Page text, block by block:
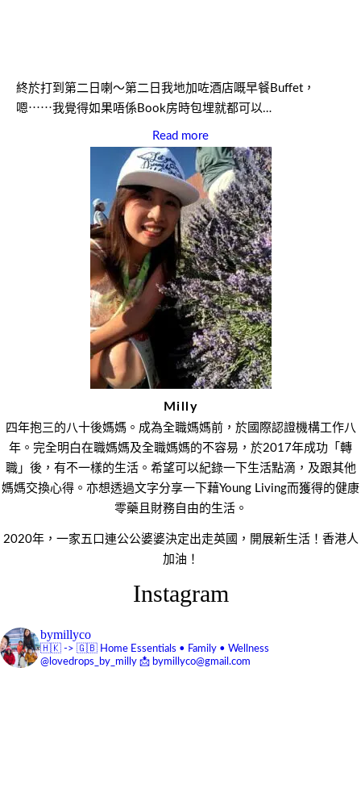
終於打到第二日喇～第二日我地加咗酒店嘅早餐Buffet，
嗯⋯⋯我覺得如果唔係Book房時包埋就都可以…
Read more
Milly
四年抱三的八十後媽媽。成為全職媽媽前，於國際認證機構工作八
年。完全明白在職媽媽及全職媽媽的不容易，於2017年成功「轉
職」後，有不一樣的生活。希望可以紀錄一下生活點滴，及跟其他
媽媽交換心得。亦想透過文字分享一下藉Young Living而獲得的健康
零藥且財務自由的生活。
2020年，一家五口連公公婆婆決定出走英國，開展新生活！香港人
加油！
Instagram
bymillyco
🇭🇰 -> 🇬🇧 Home Essentials • Family • Wellness
@lovedrops_by_milly 📩 bymillyco@gmail.com